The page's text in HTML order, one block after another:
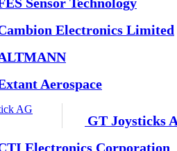
Electronics Limited
Aerospace
GT Joysticks
Electronics Corporation